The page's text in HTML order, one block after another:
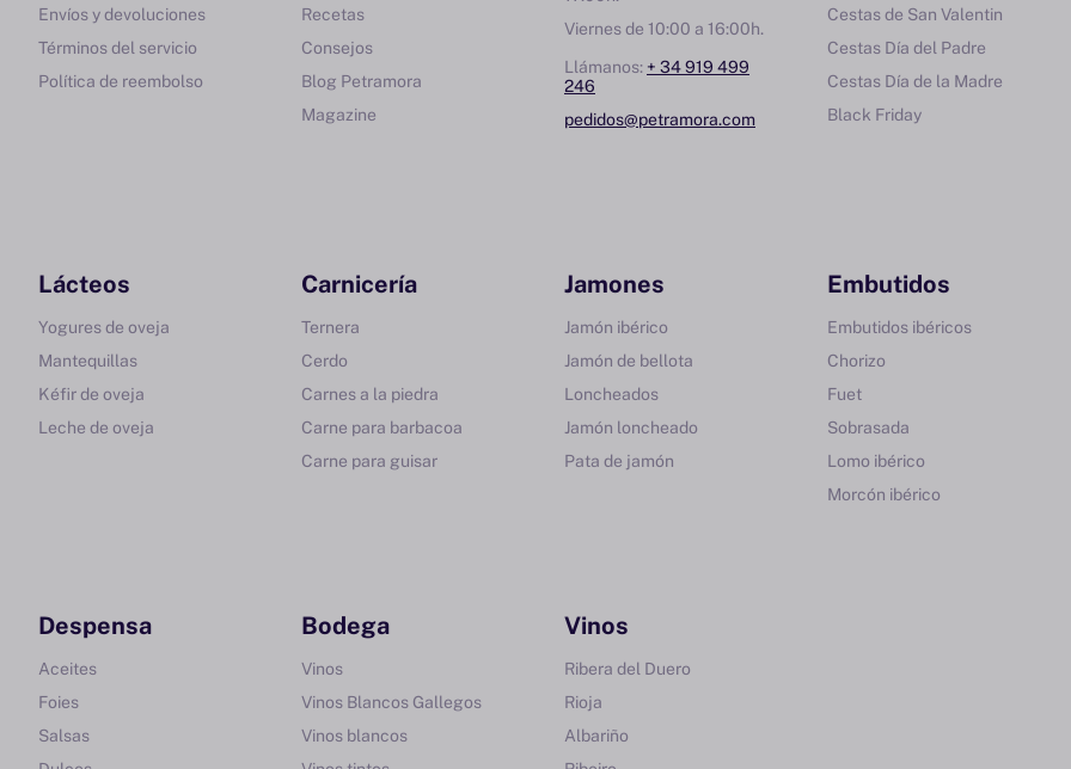
Envíos y devoluciones
Términos del servicio
Política de reembolso
Recetas
Consejos
Blog Petramora
Magazine
Viernes de 10:00 a 16:00h.
Llámanos: + 34 919 499
246
pedidos@petramora.com
Cestas de San Valentin
Cestas Día del Padre
Cestas Día de la Madre
Black Friday
Lácteos
Yogures de oveja
Mantequillas
Kéfir de oveja
Leche de oveja
Carnicería
Ternera
Cerdo
Carnes a la piedra
Carne para barbacoa
Carne para guisar
Jamones
Jamón ibérico
Jamón de bellota
Loncheados
Jamón loncheado
Pata de jamón
Embutidos
Embutidos ibéricos
Chorizo
Fuet
Sobrasada
Lomo ibérico
Morcón ibérico
Despensa
Aceites
Foies
Salsas
Bodega
Vinos
Vinos Blancos Gallegos
Vinos blancos
Vinos
Ribera del Duero
Rioja
Albariño